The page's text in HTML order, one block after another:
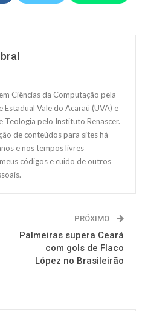
Ciências da Computação pela
Estadual Vale do Acaraú (UVA) e
Teologia pelo Instituto Renascer.
de conteúdos para sites há
e nos tempos livres
códigos e cuido de outros
PRÓXIMO
Palmeiras supera Ceará
com gols de Flaco
López no Brasileirão